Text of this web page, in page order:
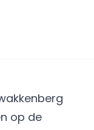
op de